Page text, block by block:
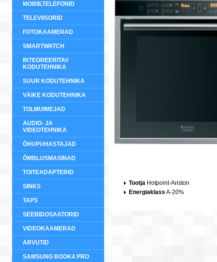
MOBIILTELEFONID
TELEVIISORID
FOTOKAAMERAD
SMARTWATCH
INTEGREERITAV
KODUTEHNIKA
SUUR KODUTEHNIKA
VÄIKE KODUTEHNIKA
TOLMUIMEJAD
AUDIO- JA
VIDEOTEHNIKA
ÕHUPUHASTAJAD
ÕMBLUSMASINAD
TOITEADAPTERID
SINKS
TAPS
SEEBIDOSAATORID
VIDEOKAAMERAD
ARVUTID
SAMSUNG BOOK4 PRO
Tootja Hotpoint-Ariston
Energiaklass A-20%